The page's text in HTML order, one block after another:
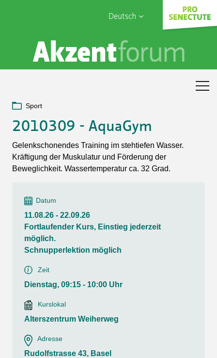
Deutsch
English
Français
Sophia Care
Sport
2010309 - AquaGym
Gelenkschonendes Training im stehtiefen Wasser.
Kräftigung der Muskulatur und Förderung der
Beweglichkeit. Wassertemperatur ca. 32 Grad.
Datum
11.08.26 - 22.09.26
Fortlaufender Kurs, Einstieg jederzeit
möglich.
Schnupperlektion möglich
Zeit
Dienstag, 09:15 - 10:00 Uhr
Kurslokal
Alterszentrum Weiherweg
Adresse
Rudolfstrasse 43, Basel